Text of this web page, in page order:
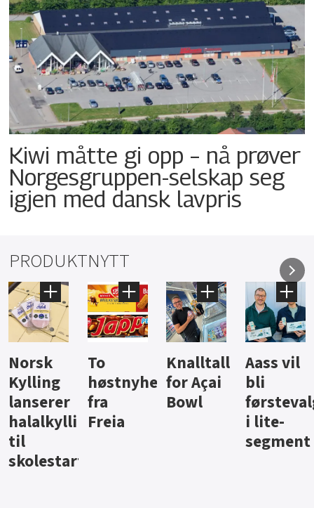
Kiwi måtte gi opp – nå prøver
Norgesgruppen-selskap seg
igjen med dansk lavpris
PRODUKTNYTT
Knalltall
for Açai
Bowl
Aass vil
bli
førstevalg
i lite-
Brus og
jus fra
Berentsen
Hard
iste fra
Hansa